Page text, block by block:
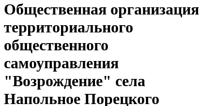
Общественная организация
территориального
общественного
самоуправления
"Возрождение" села
Напольное Порецкого